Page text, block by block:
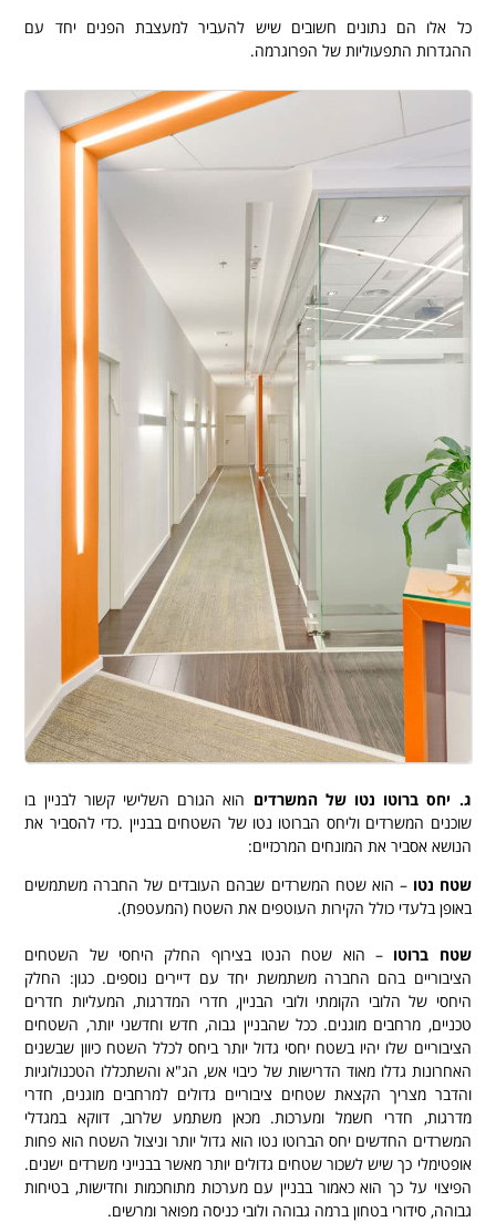
כל אלו הם נתונים חשובים שיש להעביר למעצבת הפנים יחד עם
ההגדרות התפעוליות של הפרוגרמה.
ג. יחס ברוטו נטו של המשרדים הוא הגורם השלישי קשור לבניין בו
שוכנים המשרדים וליחס הברוטו נטו של השטחים בבניין .כדי להסביר את
הנושא אסביר את המונחים המרכזיים:
שטח נטו – הוא שטח המשרדים שבהם העובדים של החברה משתמשים
באופן בלעדי כולל הקירות העוטפים את השטח (המעטפת).
שטח ברוטו – הוא שטח הנטו בצירוף החלק היחסי של השטחים
הציבוריים בהם החברה משתמשת יחד עם דיירים נוספים. כגון: החלק
היחסי של הלובי הקומתי ולובי הבניין, חדרי המדרגות, המעליות חדרים
טכניים, מרחבים מוגנים. ככל שהבניין גבוה, חדש וחדשני יותר, השטחים
הציבוריים שלו יהיו בשטח יחסי גדול יותר ביחס לכלל השטח כיוון שבשנים
האחרונות גדלו מאוד הדרישות של כיבוי אש, הג"א והשתכללו הטכנולוגיות
והדבר מצריך הקצאת שטחים ציבוריים גדולים למרחבים מוגנים, חדרי
מדרגות, חדרי חשמל ומערכות. מכאן משתמע שלרוב, דווקא במגדלי
המשרדים החדשים יחס הברוטו נטו הוא גדול יותר וניצול השטח הוא פחות
אופטימלי כך שיש לשכור שטחים גדולים יותר מאשר בבנייני משרדים ישנים.
הפיצוי על כך הוא כאמור בבניין עם מערכות מתוחכמות וחדישות, בטיחות
גבוהה, סידורי בטחון ברמה גבוהה ולובי כניסה מפואר ומרשים.